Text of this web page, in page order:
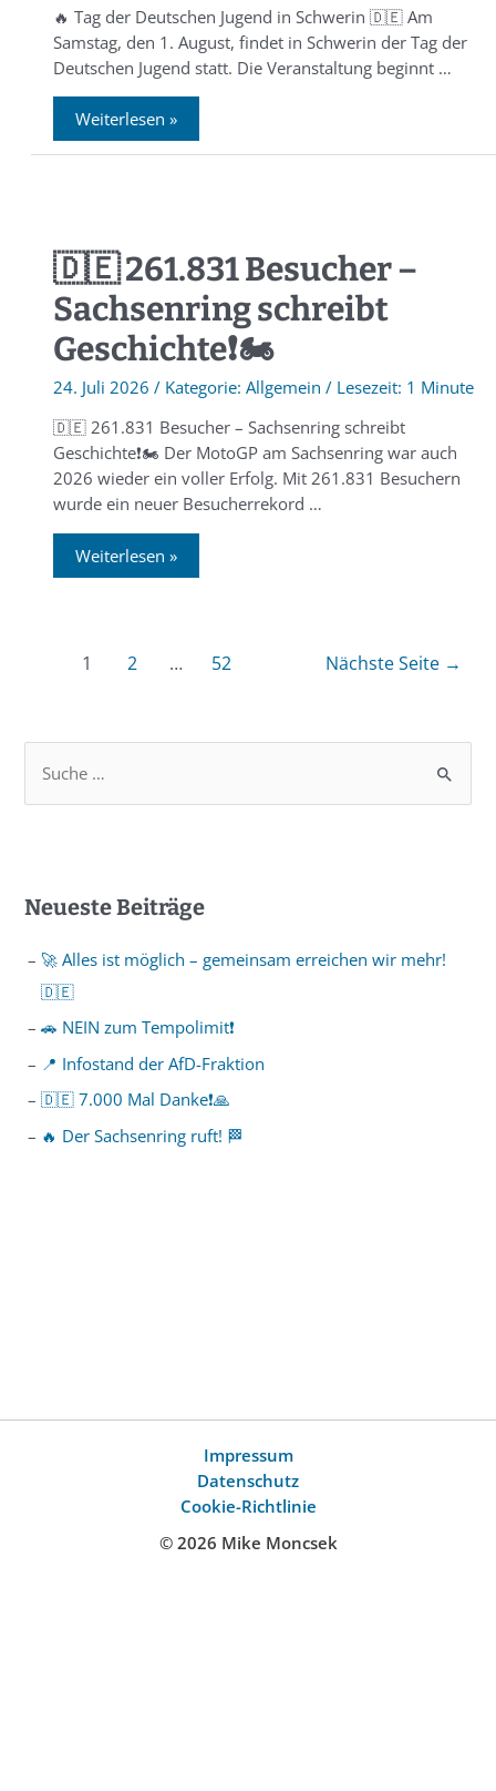
🔥 Tag der Deutschen Jugend in Schwerin 🇩🇪 Am
Samstag, den 1. August, findet in Schwerin der Tag der
Deutschen Jugend statt. Die Veranstaltung beginnt …
Weiterlesen »
🇩🇪 261.831 Besucher –
Sachsenring schreibt
Geschichte❗️🏍
24. Juli 2026 / Allgemein /
1 Minute
🇩🇪 261.831 Besucher – Sachsenring schreibt
Geschichte❗️🏍 Der MotoGP am Sachsenring war auch
2026 wieder ein voller Erfolg. Mit 261.831 Besuchern
wurde ein neuer Besucherrekord …
Weiterlesen »
1 2 … 52 Nächste Seite →
Neueste Beiträge
🚀 Alles ist möglich – gemeinsam erreichen wir mehr!
🇩🇪
🚗 NEIN zum Tempolimit❗️
📍 Infostand der AfD-Fraktion
🇩🇪 7.000 Mal Danke❗️🙏
🔥 Der Sachsenring ruft! 🏁
Impressum
Datenschutz
Cookie-Richtlinie
© 2026 Mike Moncsek